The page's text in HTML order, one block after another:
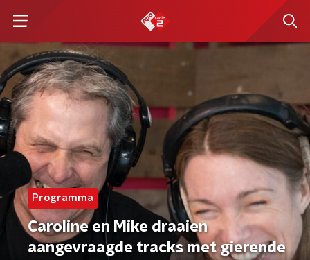
Programma
Caroline en Mike draaien
aangevraagde tracks met gierende